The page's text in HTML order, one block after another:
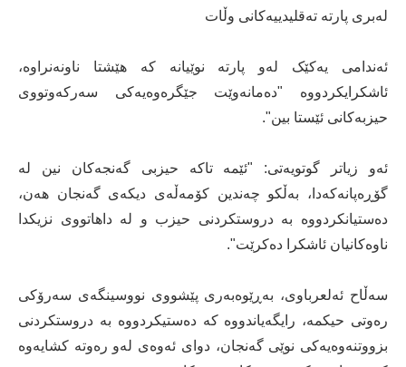
لەبری پارتە تەقلیدییەکانی وڵات
ئەندامی یەکێک لەو پارتە نوێیانە کە هێشتا ناونەنراوە،
ئاشکرایکردووە "دەمانەوێت جێگرەوەیەکی سەرکەوتووی
حیزبەکانی ئێستا بین".
ئەو زیاتر گوتویەتی: "ئێمە تاکە حیزبی گەنجەکان نین لە
گۆڕەپانەکەدا، بەڵکو چەندین کۆمەڵەی دیکەی گەنجان هەن،
دەستیانکردووە بە دروستکردنی حیزب و لە داهاتووی نزیکدا
ناوەکانیان ئاشکرا دەکرێت".
سەڵاح ئەلعرباوی، بەڕێوەبەری پێشووی نووسینگەی سەرۆکی
رەوتی حیکمە، رایگەیاندووە کە دەستیکردووە بە دروستکردنی
بزووتنەوەیەکی نوێی گەنجان، دوای ئەوەی لەو رەوتە کشایەوە